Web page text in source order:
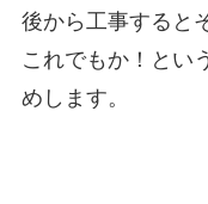
後から工事すると
これでもか！とい
めします。